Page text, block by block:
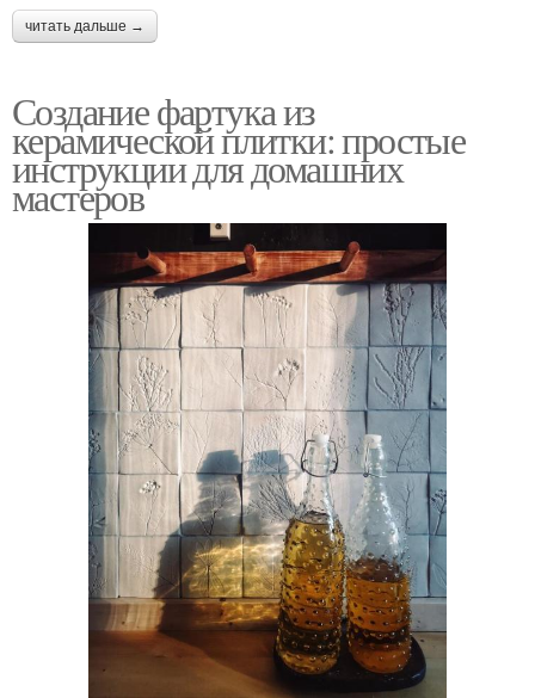
читать дальше →
Создание фартука из
керамической плитки: простые
инструкции для домашних
мастеров